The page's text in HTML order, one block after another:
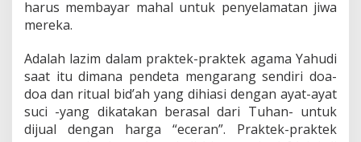
harus membayar mahal untuk penyelamatan jiwa
mereka.
Adalah lazim dalam praktek-praktek agama Yahudi
saat itu dimana pendeta mengarang sendiri doa-
doa dan ritual bid’ah yang dihiasi dengan ayat-ayat
suci -yang dikatakan berasal dari Tuhan- untuk
dijual dengan harga “eceran”. Praktek-praktek